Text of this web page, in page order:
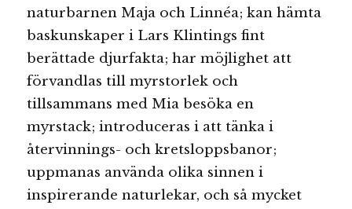
naturbarnen Maja och Linnéa; kan hämta
baskunskaper i Lars Klintings fint
berättade djurfakta; har möjlighet att
förvandlas till myrstorlek och
tillsammans med Mia besöka en
myrstack; introduceras i att tänka i
återvinnings- och kretsloppsbanor;
uppmanas använda olika sinnen i
inspirerande naturlekar, och så mycket